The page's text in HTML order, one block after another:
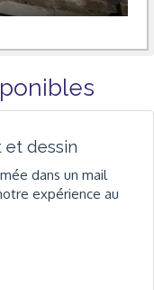
et dessin
dans un mail
expérience au